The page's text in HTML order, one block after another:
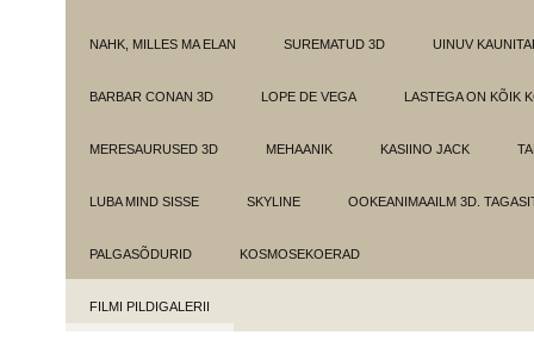
NAHK, MILLES MA ELAN SUREMATUD 3D UINUV
BARBAR CONAN 3D LOPE DE VEGA LASTEGA ON KÕIK
MERESAURUSED 3D MEHAANIK KASIINO JACK
LUBA MIND SISSE SKYLINE OOKEANIMAAILM 3D.
PALGASÕDURID KOSMOSEKOERAD
FILMI PILDIGALERII